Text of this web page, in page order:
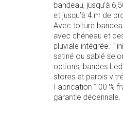
bandeau, jusqu’à
et jusqu’à 4 m de
Avec toiture
avec chéneau et
pluviale intégrée.
satiné ou sablé
options, bandes
stores et parois
Fabrication 100 %
garantie décennale.